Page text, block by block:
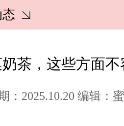
茶，这些方面
：2025.10.20 编辑：